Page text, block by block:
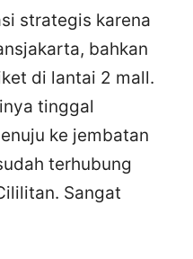
strategis karena
bahkan
di lantai 2 mall.
tinggal
ke jembatan
terhubung
Sangat